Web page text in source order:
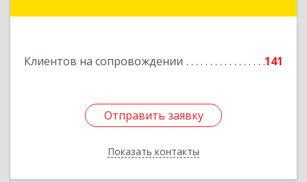
Клиентов на сопровождении 141
Отправить заявку
Показать контакты
Подробнее
Отправить заявку
Назад